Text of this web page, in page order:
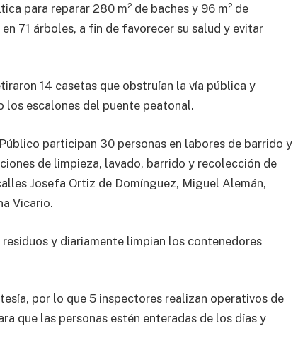
para reparar 280 m² de baches y 96 m² de
71 árboles, a fin de favorecer su salud y evitar
14 casetas que obstruían la vía pública y
los escalones del puente peatonal.
participan 30 personas en labores de barrido y
de limpieza, lavado, barrido y recolección de
Josefa Ortiz de Domínguez, Miguel Alemán,
Vicario.
y diariamente limpian los contenedores
por lo que 5 inspectores realizan operativos de
que las personas estén enteradas de los días y